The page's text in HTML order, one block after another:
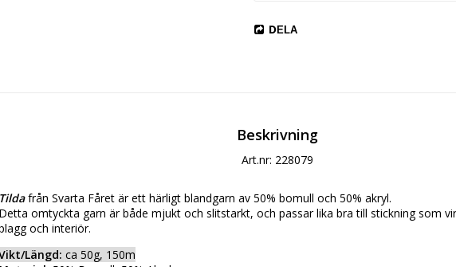
DELA
Beskrivning
Art.nr: 228079
Tilda från Svarta Fåret är ett härligt blandgarn av 50% bomull och 50% akryl.
Detta omtyckta garn är både mjukt och slitstarkt, och passar lika bra till stickning som
och interiör.
Längd: ca 50g, 150m
Material: 50% Bomull, 50% Akryl